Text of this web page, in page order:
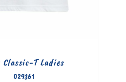
029361
Classic-T Ladies